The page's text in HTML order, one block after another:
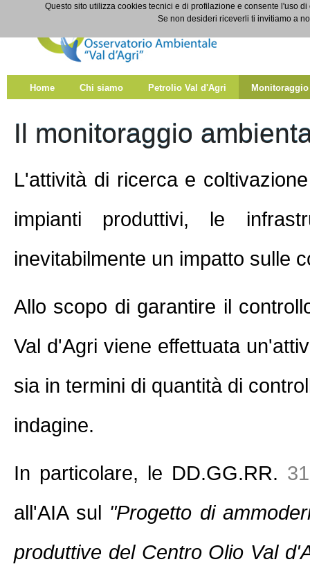
Salta al contenuto
Monitoraggio
Home Chi siamo Petrolio Val d'Agri Monitoraggio
Il monitoraggio
L'attività di ricerca e
impianti produttivi, le
inevitabilmente un impatto sulle
Allo scopo di garantire il
Val d'Agri viene effettuata
sia in termini di quantità di
indagine.
In particolare, le DD.GG.RR.
all'AIA sul "Progetto di
produttive del Centro Olio Val
Questo sito utilizza cookies tecnici e di profilazione e consente l'uso
Se non desideri riceverli ti invitiamo a